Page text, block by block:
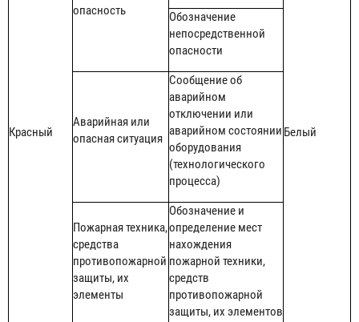
Красный
опасность
Белый
Обозначение
непосредственной
опасности
Аварийная или
опасная ситуация
Сообщение об
аварийном
отключении или
аварийном состоянии
оборудования
(технологического
процесса)
Пожарная техника,
средства
противопожарной
защиты, их
элементы
Обозначение и
определение мест
нахождения
пожарной техники,
средств
противопожарной
защиты, их элементов